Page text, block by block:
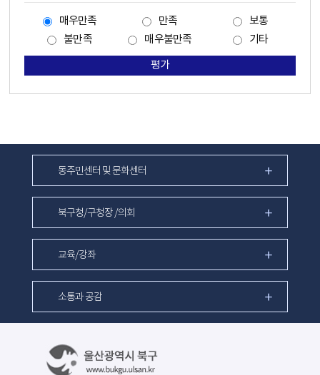
매우만족 만족
보통
불만족
매우불만족 기타
평가
동주민센터 및 문화센터
북구청/구청장 /의회
교육/강좌
소통과 공감